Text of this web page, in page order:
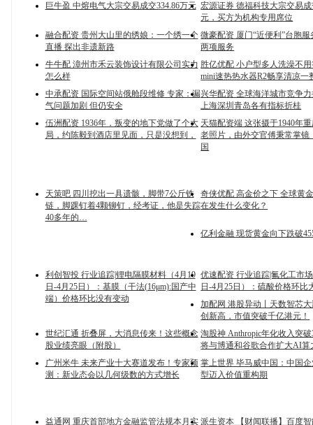
巨牛盈 中熔电气大宗交易成交334.86万元 宏源证券 德福科技大宗交易成
元，买方为机构专用席位
融合配资 贵州大山里的绣娘：一个绣一个
直播 探出非遗新路
微豪配资 厦门“近便利”台胞
两项服务
牛牛配 漳州市禾云装饰设计有限公司实力
怎么样
胜亿优配 小户型多人洗澡不
mini速热热水器R2畅享清凉一
中承配资 国际空间站俄舱段维修 专家：漏
气问题加剧 但仍安全
兴华配资 全球海洋城市竞争
上海深圳青岛各有指标折桂
伍洲配资 1936年，叛变的地下党做了个大
局，约陈毅到酒店里见面，只是没想到，
天猫配资端 这张摄于1940年
老照片，由外交官傅秉常掌镜
国
天策吧 四川挖出一具遗骸，脚带7公斤铁
链，脚踝钉着4颗铆钉，经考证，他是失踪
40多年的…
奇侠优配 高金价之下 全球黄
在发生什么变化？
亿利金融 现货黄金向下跌破
利创智投 行业追踪|锂电隔膜材料（4月19
日-4月25日）：基膜（干法(16μm):国产中
端）价格环比没有变动
优速配资 行业追踪|氟化工市
日-4月25日）：硫酸价格环比
加配网 港股异动丨天数智芯
创新高，市值突破千亿港元！
世纪汇通 折叠屏，大消息传来！这些概念
股业绩亮眼（附股）
淘股神 Anthropic年化收入突
将与博通和谷歌合作扩大AI算
广州米牛 未来产业十大赛道发布！专家预
测：新业态会以几何级数的方式增长
掌上世界 毕马威中国：中国
型迈入价值重构期
益通网 重庆首部地方金融监管法规本月实 派生资本 【财闻联播】百度